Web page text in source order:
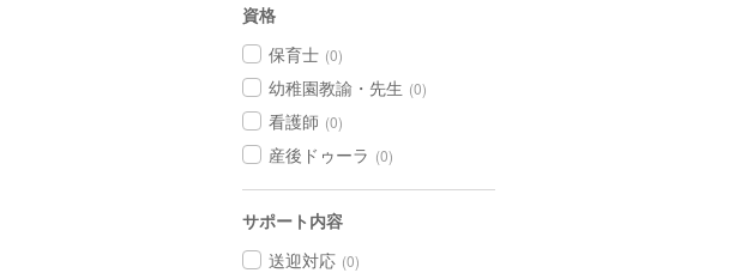
資格
保育士 (0)
幼稚園教諭・先生 (0)
看護師 (0)
産後ドゥーラ (0)
サポート内容
送迎対応 (0)